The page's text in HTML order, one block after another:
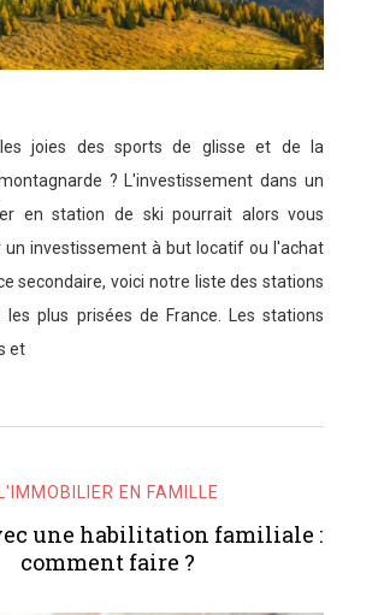
joies des sports de glisse et de la
? L'investissement dans un
en station de ski pourrait alors vous
un investissement à but locatif ou l'achat
secondaire, voici notre liste des stations
les plus prisées de France. Les stations
et
L'IMMOBILIER EN FAMILLE
une habilitation familiale :
comment faire ?